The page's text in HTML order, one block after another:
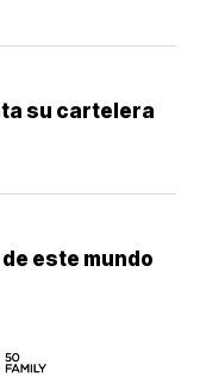
su cartelera
este mundo